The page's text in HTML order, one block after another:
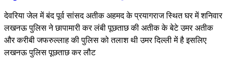
देवरिया जेल में बंद पूर्व सांसद अतीक अहमद के प्रयागराज स्थित घर में शनिवार
लखनऊ पुलिस ने छापामारी कर लंबी पूछताछ की अतीक के बेटे उमर अतीक
और करीबी जफरुल्लाह की पुलिस को तलाश थी उमर दिल्ली में है इसलिए
लखनऊ पुलिस पूछताछ कर लौट